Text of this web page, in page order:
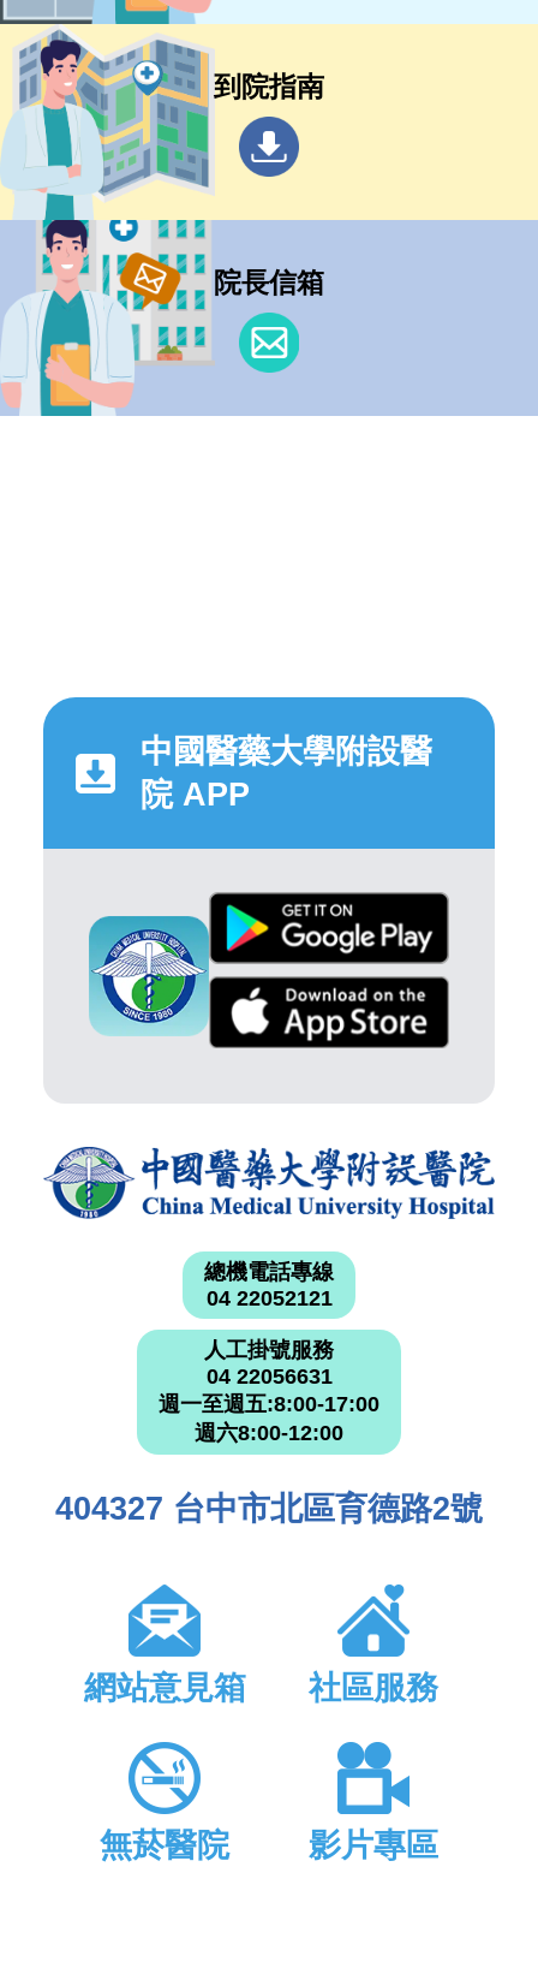
到院指南
院長信箱
中國醫藥大學附設醫
院 APP
總機電話專線
04 22052121
人工掛號服務
04 22056631
週一至週五:8:00-17:00
週六8:00-12:00
404327 台中市北區育德路2號
網站意見箱 社區服務
無菸醫院 影片專區